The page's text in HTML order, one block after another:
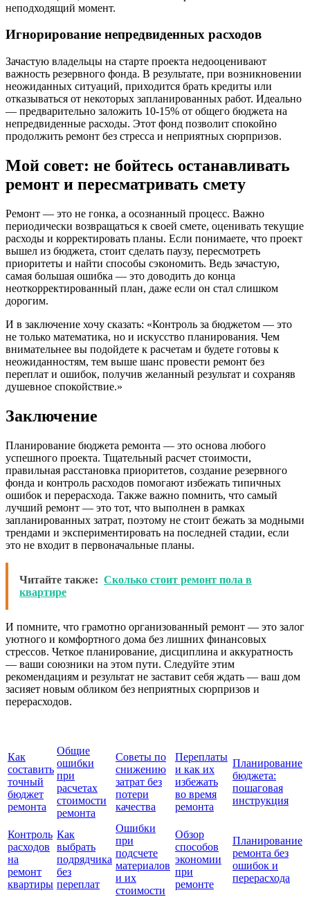
неподходящий момент.
Игнорирование непредвиденных расходов
Зачастую владельцы на старте проекта недооценивают
важность резервного фонда. В результате, при возникновении
неожиданных ситуаций, приходится брать кредиты или
отказываться от некоторых запланированных работ. Идеально
— предварительно заложить 10-15% от общего бюджета на
непредвиденные расходы. Этот фонд позволит спокойно
продолжить ремонт без стресса и неприятных сюрпризов.
Мой совет: не бойтесь останавливать
ремонт и пересматривать смету
Ремонт — это не гонка, а осознанный процесс. Важно
периодически возвращаться к своей смете, оценивать текущие
расходы и корректировать планы. Если понимаете, что проект
вышел из бюджета, стоит сделать паузу, пересмотреть
приоритеты и найти способы сэкономить. Ведь зачастую,
самая большая ошибка — это доводить до конца
неоткорректированный план, даже если он стал слишком
дорогим.
И в заключение хочу сказать: «Контроль за бюджетом — это
не только математика, но и искусство планирования. Чем
внимательнее вы подойдете к расчетам и будете готовы к
неожиданностям, тем выше шанс провести ремонт без
переплат и ошибок, получив желанный результат и сохраняв
душевное спокойствие.»
Заключение
Планирование бюджета ремонта — это основа любого
успешного проекта. Тщательный расчет стоимости,
правильная расстановка приоритетов, создание резервного
фонда и контроль расходов помогают избежать типичных
ошибок и перерасхода. Также важно помнить, что самый
лучший ремонт — это тот, что выполнен в рамках
запланированных затрат, поэтому не стоит бежать за модными
трендами и экспериментировать на последней стадии, если
это не входит в первоначальные планы.
Читайте также: Сколько стоит ремонт пола в
квартире
И помните, что грамотно организованный ремонт — это залог
уютного и комфортного дома без лишних финансовых
стрессов. Четкое планирование, дисциплина и аккуратность
— ваши союзники на этом пути. Следуйте этим
рекомендациям и результат не заставит себя ждать — ваш дом
засияет новым обликом без неприятных сюрпризов и
перерасходов.
Как
составить
точный
бюджет
ремонта
Общие
ошибки
при
расчетах
стоимости
ремонта
Советы по
снижению
затрат без
потери
качества
Переплаты
и как их
избежать
во время
ремонта
Планирование
бюджета:
пошаговая
инструкция
Контроль
расходов
на
ремонт
квартиры
Как
выбрать
подрядчика
без
переплат
Ошибки
при
подсчете
материалов
и их
стоимости
Обзор
способов
экономии
при
ремонте
Планирование
ремонта без
ошибок и
перерасхода